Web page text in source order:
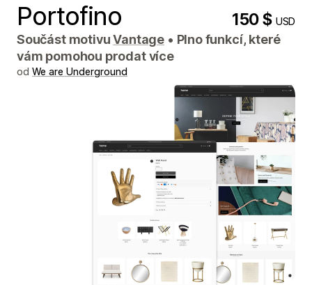
Portofino 150 $USD
Součást motivuVantage • Plno funkcí, které
vám pomohou prodat více
od We are Underground